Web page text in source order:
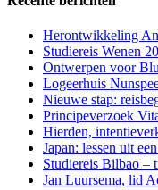
Herontwikkeling
Studiereis Wenen
Ontwerpen voor
Logeerhuis
Nieuwe stap:
Principeverzoek
Hierden,
Japan: lessen uit
Studiereis Bilbao –
Jan Luursema, lid